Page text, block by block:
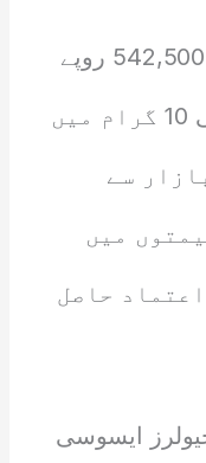
مظفرآباد میں 24 قیراط سونا 542,500 روپے
فی تولہ اور 465,285 روپے فی 10 گرام میں
سے
میں
حاصل
ایسوسی